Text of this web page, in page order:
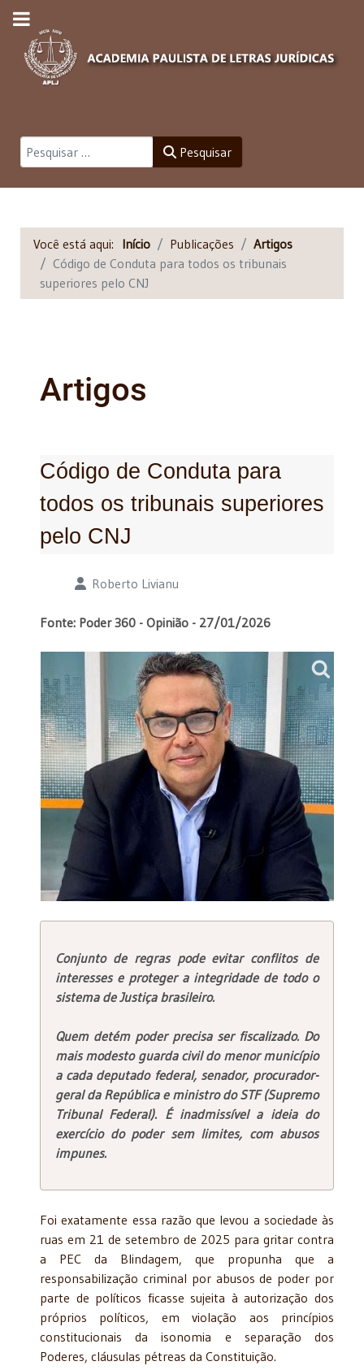
Pesquisar Pesquisar
Você está aqui: Início Publicações
Artigos
Código de Conduta para todos os tribunais
superiores pelo CNJ
Artigos
Código de Conduta para
todos os tribunais superiores
pelo CNJ
Detalhes Roberto Livianu
Fonte: Poder 360 - Opinião - 27/01/2026
Conjunto de regras pode evitar conflitos de
interesses e proteger a integridade de todo o
sistema de Justiça brasileiro.
Quem detém poder precisa ser fiscalizado. Do
mais modesto guarda civil do menor município
a cada deputado federal, senador, procurador-
geral da República e ministro do STF (Supremo
Tribunal Federal). É inadmissível a ideia do
exercício do poder sem limites, com abusos
impunes.
Foi exatamente essa razão que levou a sociedade às
ruas em 21 de setembro de 2025 para gritar contra
a PEC da Blindagem, que propunha que a
responsabilização criminal por abusos de poder por
parte de políticos ficasse sujeita à autorização dos
próprios políticos, em violação aos princípios
constitucionais da isonomia e separação dos
Poderes, cláusulas pétreas da Constituição.